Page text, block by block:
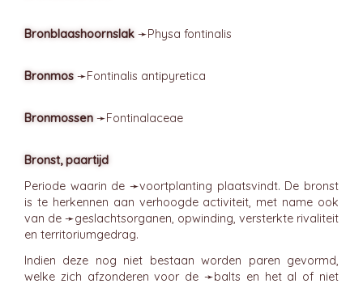
Bronblaashoornslak ➛Physa fontinalis
Bronmos ➛Fontinalis antipyretica
Bronmossen ➛Fontinalaceae
Bronst, paartijd
Periode waarin de ➛voortplanting plaatsvindt. De bronst
is te herkennen aan verhoogde activiteit, met name ook
van de ➛geslachtsorganen, opwinding, versterkte rivaliteit
en territoriumgedrag.
Indien deze nog niet bestaan worden paren gevormd,
welke zich afzonderen voor de ➛balts en het al of niet